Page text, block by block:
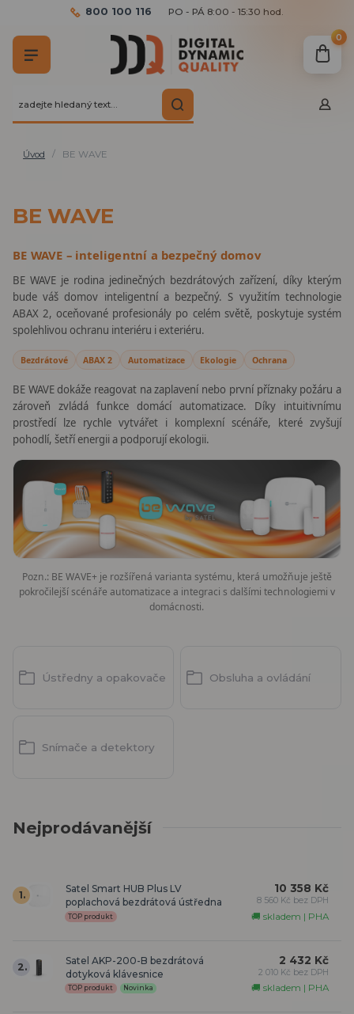
800 100 116 PO - PÁ 8:00 - 15:30 hod.
0
Úvod BE WAVE
BE WAVE
BE WAVE – inteligentní a bezpečný domov
BE WAVE je rodina jedinečných bezdrátových zařízení, díky kterým
bude váš domov inteligentní a bezpečný. S využitím technologie
ABAX 2, oceňované profesionály po celém světě, poskytuje systém
spolehlivou ochranu interiéru i exteriéru.
Bezdrátové ABAX 2 Automatizace Ekologie Ochrana
BE WAVE dokáže reagovat na zaplavení nebo první příznaky požáru a
zároveň zvládá funkce domácí automatizace. Díky intuitivnímu
prostředí lze rychle vytvářet i komplexní scénáře, které zvyšují
pohodlí, šetří energii a podporují ekologii.
Pozn.: BE WAVE+ je rozšířená varianta systému, která umožňuje ještě
pokročilejší scénáře automatizace a integraci s dalšími technologiemi v
domácnosti.
Ústředny a opakovače Obsluha a ovládání
Snímače a detektory
Nejprodávanější
1.
Satel Smart HUB Plus LV
poplachová bezdrátová ústředna
🚚 skladem | PHA
TOP produkt
10 358 Kč
8 560 Kč bez DPH
2.
Satel AKP-200-B bezdrátová
dotyková klávesnice
🚚 skladem | PHA
TOP produkt Novinka
2 432 Kč
2 010 Kč bez DPH